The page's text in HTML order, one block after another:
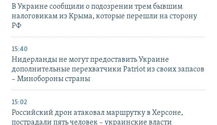
В Украине сообщили о подозрении трем бывшим
налоговикам из Крыма, которые перешли на сторону
РФ
15:40
Нидерланды не могут предоставить Украине
дополнительные перехватчики Patriot из своих запасов
– Минобороны страны
15:02
Российский дрон атаковал маршрутку в Херсоне,
пострадали пять человек – украинские власти